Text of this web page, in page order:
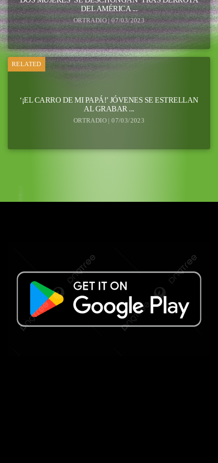
DEL AMÉRICA ...
ORTRADIO | 07/03/2023
RELATED
‘¡EL CARRO DE MI PAPÁ!’ JÓVENES SE ESTRELLAN
AL GRABAR ...
ORTRADIO | 07/03/2023